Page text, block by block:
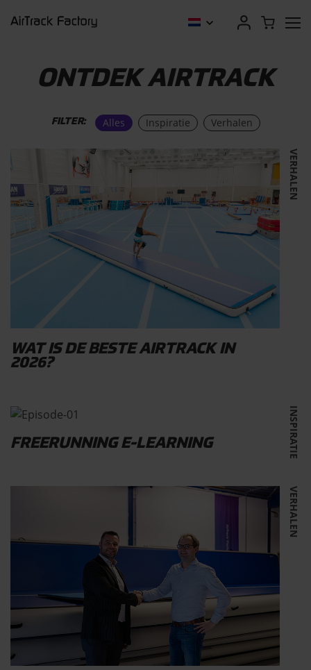
ONTDEK AIRTRACK
FILTER: Alles Inspiratie Verhalen
VERHALEN
WAT IS DE BESTE AIRTRACK IN
2026?
INSPIRATIE
FREERUNNING E-LEARNING
VERHALEN